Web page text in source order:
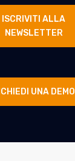
ISCRIVITI ALLA
NEWSLETTER
UNA DEMO